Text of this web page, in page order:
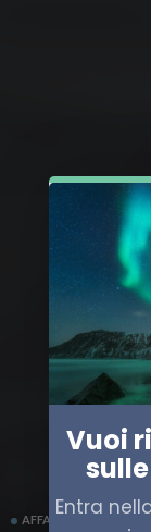
AFFARI MILITARI
Vuoi
Entra